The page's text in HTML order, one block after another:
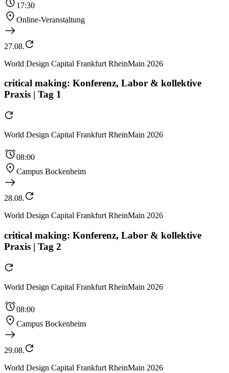
17:30
Online-Veranstaltung
27.08.
World Design Capital Frankfurt RheinMain 2026
critical making: Konferenz, Labor & kollektive
Praxis | Tag 1
World Design Capital Frankfurt RheinMain 2026
08:00
Campus Bockenheim
28.08.
World Design Capital Frankfurt RheinMain 2026
critical making: Konferenz, Labor & kollektive
Praxis | Tag 2
World Design Capital Frankfurt RheinMain 2026
08:00
Campus Bockenheim
29.08.
World Design Capital Frankfurt RheinMain 2026